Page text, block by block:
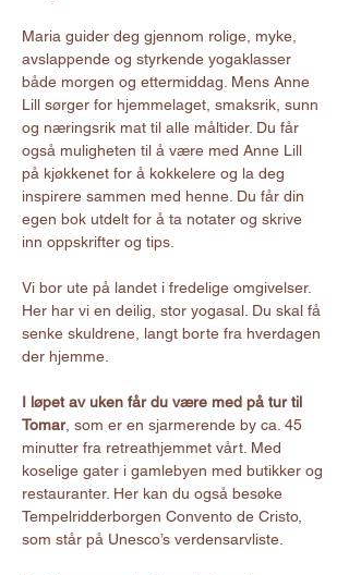
Maria guider deg gjennom rolige, myke,
avslappende og styrkende yogaklasser
både morgen og ettermiddag. Mens Anne
Lill sørger for hjemmelaget, smaksrik, sunn
og næringsrik mat til alle måltider. Du får
også muligheten til å være med Anne Lill
på kjøkkenet for å kokkelere og la deg
inspirere sammen med henne. Du får din
egen bok utdelt for å ta notater og skrive
inn oppskrifter og tips.
Vi bor ute på landet i fredelige omgivelser.
Her har vi en deilig, stor yogasal. Du skal få
senke skuldrene, langt borte fra hverdagen
der hjemme.
I løpet av uken får du være med på tur til
Tomar, som er en sjarmerende by ca. 45
minutter fra retreathjemmet vårt. Med
koselige gater i gamlebyen med butikker og
restauranter. Her kan du også besøke
Tempelridderborgen Convento de Cristo,
som står på Unesco’s verdensarvliste.